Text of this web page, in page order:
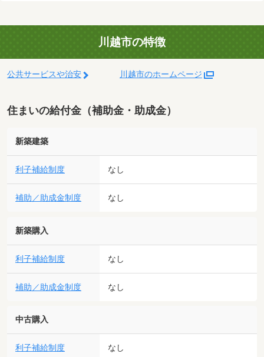
川越市の特徴
公共サービスや治安 川越市のホームページ
住まいの給付金（補助金・助成金）
新築建築
利子補給制度 なし
補助／助成金制度 なし
新築購入
利子補給制度 なし
補助／助成金制度 なし
中古購入
利子補給制度 なし